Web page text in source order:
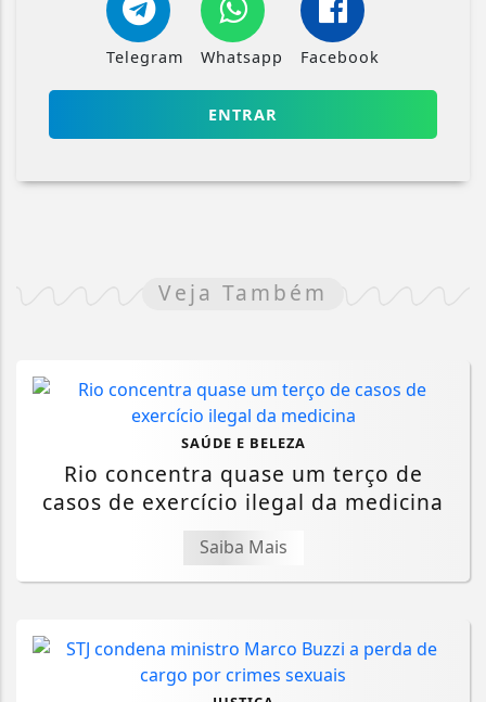
Telegram Whatsapp Facebook
ENTRAR
Veja Também
SAÚDE E BELEZA
Rio concentra quase um terço de
casos de exercício ilegal da medicina
Saiba Mais